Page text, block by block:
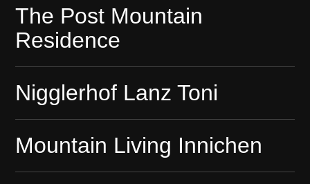
The Post Mountain
Residence
Nigglerhof Lanz Toni
Mountain Living Innichen